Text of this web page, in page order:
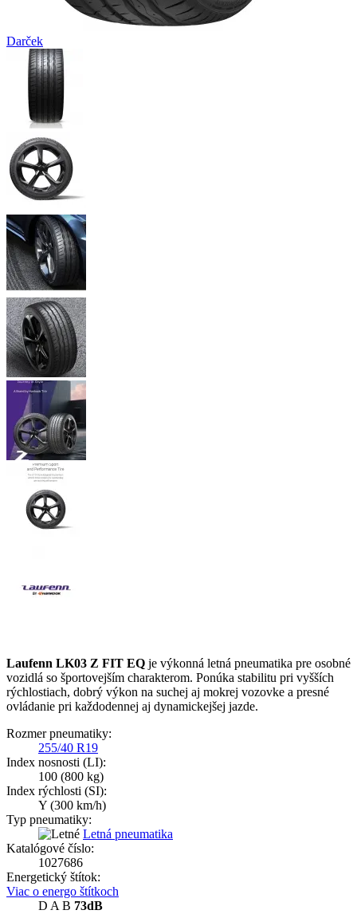
Darček
Laufenn LK03 Z FIT EQ je výkonná letná pneumatika pre osobné
vozidlá so športovejším charakterom. Ponúka stabilitu pri vyšších
rýchlostiach, dobrý výkon na suchej aj mokrej vozovke a presné
ovládanie pri každodennej aj dynamickejšej jazde.
Rozmer pneumatiky:
255/40 R19
Index nosnosti (LI):
100 (800 kg)
Index rýchlosti (SI):
Y (300 km/h)
Typ pneumatiky:
Letná pneumatika
Katalógové číslo:
1027686
Energetický štítok:
Viac o energo štítkoch
D A B 73dB